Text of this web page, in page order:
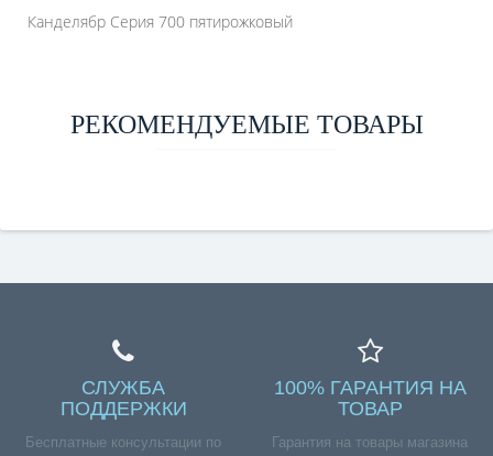
Канделябр Серия 700 пятирожковый
РЕКОМЕНДУЕМЫЕ ТОВАРЫ
СЛУЖБА
ПОДДЕРЖКИ
Бесплатные консультации по
100% ГАРАНТИЯ НА
ТОВАР
Гарантия на товары магазина